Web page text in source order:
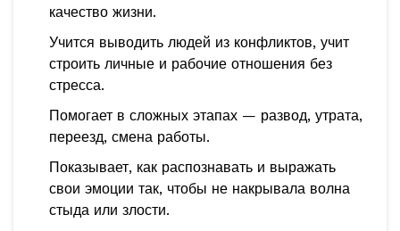
качество жизни.
Учится выводить людей из конфликтов, учит
строить личные и рабочие отношения без
стресса.
Помогает в сложных этапах — развод, утрата,
переезд, смена работы.
Показывает, как распознавать и выражать
свои эмоции так, чтобы не накрывала волна
стыда или злости.